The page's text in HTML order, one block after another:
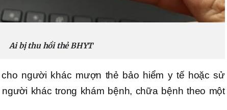
Ai bị thu hồi thẻ BHYT
người khác mượn thẻ bảo hiểm y tế hoặc sử
khác trong khám bệnh, chữa bệnh theo một